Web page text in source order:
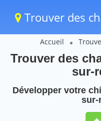
Trouver des
Accueil
Trouver des
sur-
Développer votre
sur-